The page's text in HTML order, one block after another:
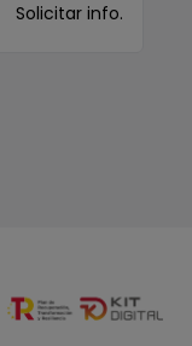
Solicitar info.